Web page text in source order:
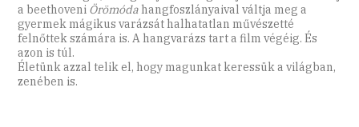
a beethoveni Örömódahangfoszlányaival váltja meg a
gyermek mágikus varázsát halhatatlan művészetté
felnőttek számára is. A hangvarázs tart a film végéig. És
azon is túl.
Életünk azzal telik el, hogy magunkat keressük a világban,
zenében is.